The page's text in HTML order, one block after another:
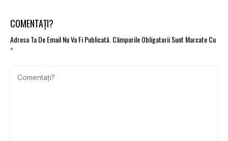
COMENTAȚI?
Adresa Ta De Email Nu Va Fi Publicată.Câmpurile Obligatorii Sunt Marcate Cu
*